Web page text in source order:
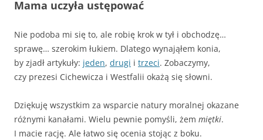
Mama uczyła ustępować
Nie podoba mi się to, ale robię krok w tył i obchodzę…
sprawę… szerokim łukiem. Dlatego wynająłem konia,
by zjadł artykuły: jeden, drugi i trzeci. Zobaczymy,
czy prezesi Cichewicza i Westfalii okażą się słowni.
Dziękuję wszystkim za wsparcie natury moralnej okazane
różnymi kanałami. Wielu pewnie pomyśli, żem miętki.
I macie rację. Ale łatwo się ocenia stojąc z boku.